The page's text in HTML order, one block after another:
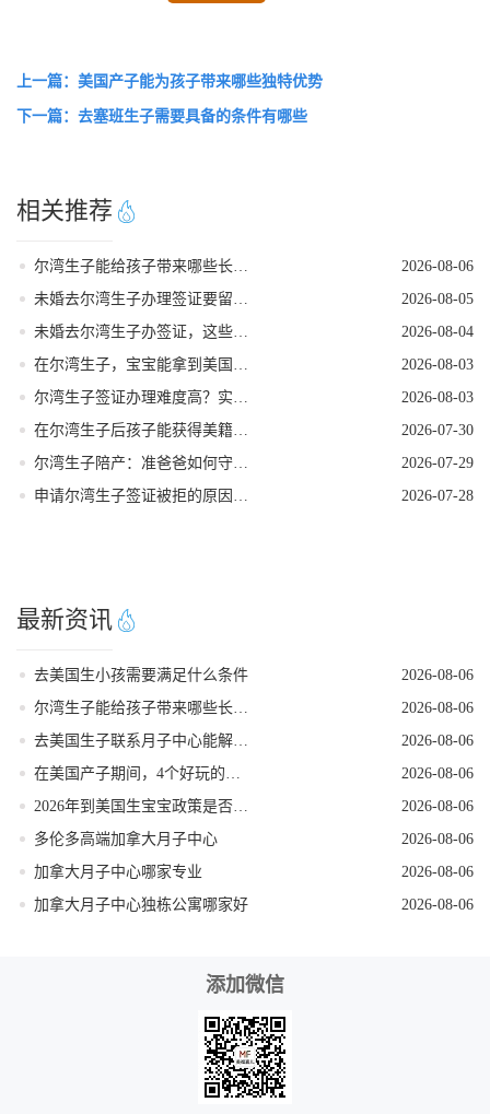
上一篇：美国产子能为孩子带来哪些独特优势
下一篇：去塞班生子需要具备的条件有哪些
相关推荐
尔湾生子能给孩子带来哪些长期红利
2026-08-06
未婚去尔湾生子办理签证要留意的细节
2026-08-05
未婚去尔湾生子办签证，这些核心要点需牢记
2026-08-04
在尔湾生子，宝宝能拿到美国国籍吗
2026-08-03
尔湾生子签证办理难度高？实用破局指南来了
2026-08-03
在尔湾生子后孩子能获得美籍身份吗
2026-07-30
尔湾生子陪产：准爸爸如何守护孕妈
2026-07-29
申请尔湾生子签证被拒的原因是什么
2026-07-28
最新资讯
去美国生小孩需要满足什么条件
2026-08-06
尔湾生子能给孩子带来哪些长期红利
2026-08-06
去美国生子联系月子中心能解锁哪些省心服务
2026-08-06
在美国产子期间，4个好玩的低强度打卡地
2026-08-06
2026年到美国生宝宝政策是否发生变动
2026-08-06
多伦多高端加拿大月子中心
2026-08-06
加拿大月子中心哪家专业
2026-08-06
加拿大月子中心独栋公寓哪家好
2026-08-06
添加微信